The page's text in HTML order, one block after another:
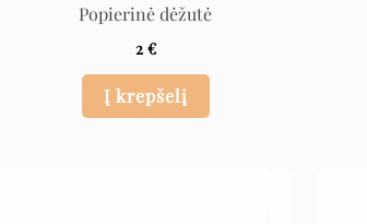
Popierinė dėžutė
2 €
Į krepšelį